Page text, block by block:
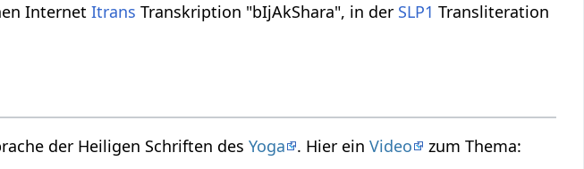
InternetItrans Transkription "bIjAkShara", in der SLP1 Transliteration
der Heiligen Schriften desYoga . Hier einVideo zum Thema: